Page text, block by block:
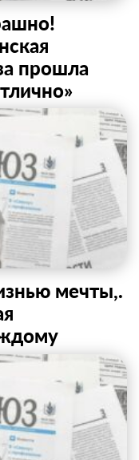
прошла
мечты,.